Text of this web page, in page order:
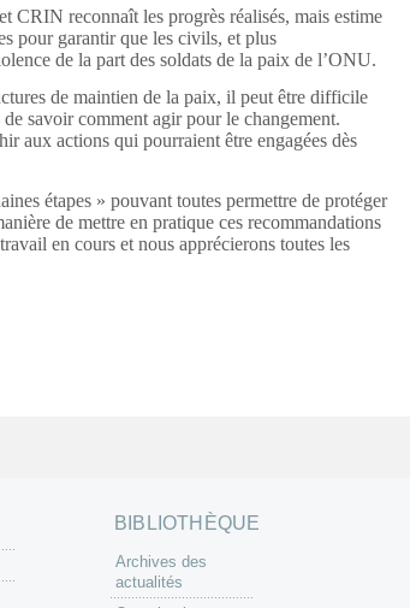
CRIN reconnaît les progrès réalisés, mais estime
pour garantir que les civils, et plus
de la part des soldats de la paix de l’ONU.
de maintien de la paix, il peut être difficile
savoir comment agir pour le changement.
aux actions qui pourraient être engagées dès
étapes » pouvant toutes permettre de protéger
de mettre en pratique ces recommandations
en cours et nous apprécierons toutes les
BIBLIOTHÈQUE
Archives des
actualités